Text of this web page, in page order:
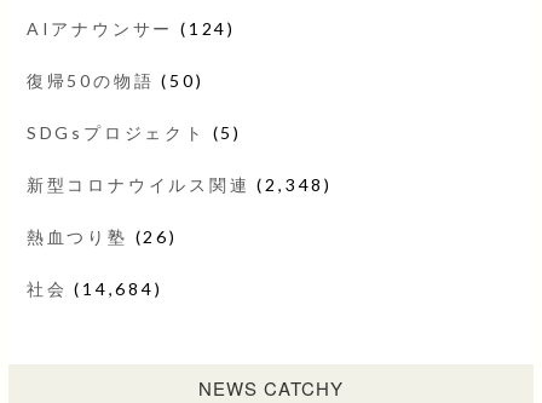
AIアナウンサー (124)
復帰50の物語 (50)
SDGsプロジェクト (5)
新型コロナウイルス関連 (2,348)
熱血つり塾 (26)
社会 (14,684)
NEWS CATCHY